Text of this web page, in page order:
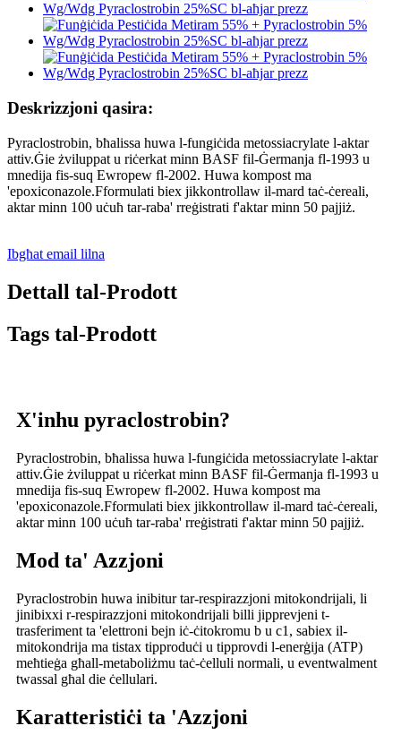
Deskrizzjoni qasira:
Pyraclostrobin, bħalissa huwa l-fungiċida metossiacrylate l-aktar
attiv.Ġie żviluppat u riċerkat minn BASF fil-Ġermanja fl-1993 u
mnedija fis-suq Ewropew fl-2002. Huwa kompost ma
'epoxiconazole.Fformulati biex jikkontrollaw il-mard taċ-ċereali,
aktar minn 100 uċuħ tar-raba' rreġistrati f'aktar minn 50 pajjiż.
Ibgħat email lilna
Dettall tal-Prodott
Tags tal-Prodott
X'inhu pyraclostrobin?
Pyraclostrobin, bħalissa huwa l-fungiċida metossiacrylate l-aktar
attiv.Ġie żviluppat u riċerkat minn BASF fil-Ġermanja fl-1993 u
mnedija fis-suq Ewropew fl-2002. Huwa kompost ma
'epoxiconazole.Fformulati biex jikkontrollaw il-mard taċ-ċereali,
aktar minn 100 uċuħ tar-raba' rreġistrati f'aktar minn 50 pajjiż.
Mod ta' Azzjoni
Pyraclostrobin huwa inibitur tar-respirazzjoni mitokondrijali, li
jinibixxi r-respirazzjoni mitokondrijali billi jipprevjeni t-
trasferiment ta 'elettroni bejn iċ-ċitokromu b u c1, sabiex il-
mitokondrija ma tistax tipproduċi u tipprovdi l-enerġija (ATP)
meħtieġa għall-metaboliżmu taċ-ċelluli normali, u eventwalment
twassal għal die ċellulari.
Karatteristiċi ta 'Azzjoni